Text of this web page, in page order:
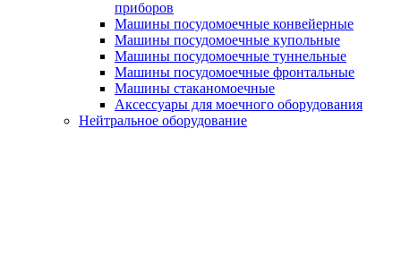
приборов
Машины посудомоечные конвейерные
Машины посудомоечные купольные
Машины посудомоечные туннельные
Машины посудомоечные фронтальные
Машины стаканомоечные
Аксессуары для моечного оборудования
Нейтральное оборудование